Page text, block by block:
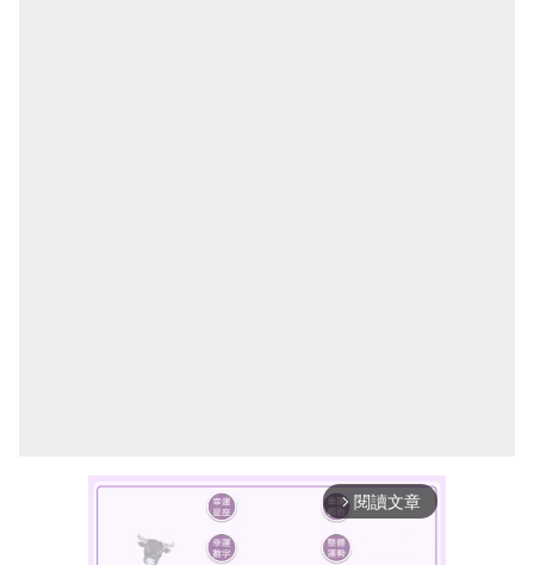
arrow_forward_ios 閱讀文章